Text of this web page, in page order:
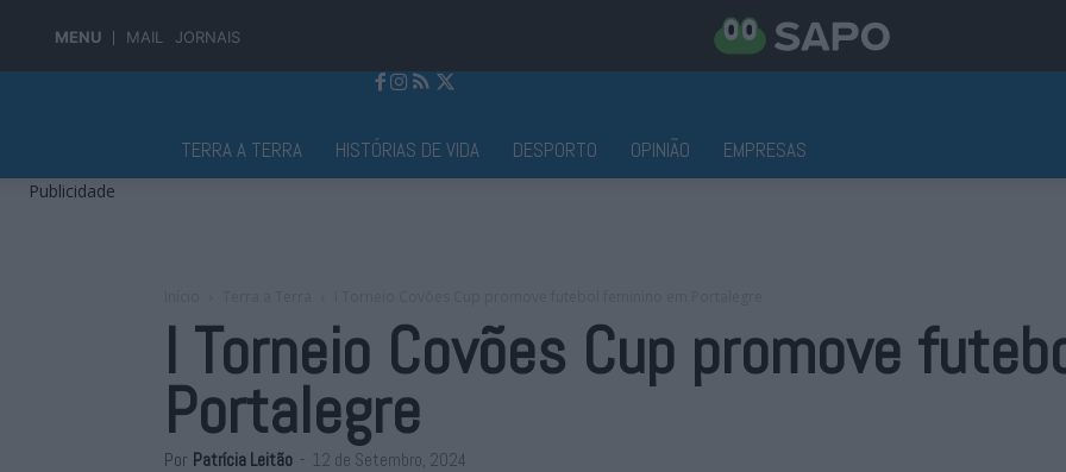
MENU MAIL JORNAIS
TERRA A TERRA HISTÓRIAS DE VIDA DESPORTO OPINIÃO EMPRESAS
Publicidade
I Torneio Covões Cup promove
Portalegre
Por Patrícia Leitão - 12 de Setembro, 2024